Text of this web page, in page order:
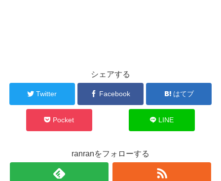
シェアする
Twitter Facebook はてブ
Pocket LINE
ranranをフォローする